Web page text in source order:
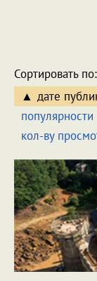
Сортировать по:
дате
популярности
кол-ву